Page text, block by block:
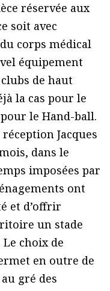
réservée aux
soit avec
corps médical
équipement
de haut
la cas pour le
le Hand-ball.
Jacques
dans le
imposées par
ont
et d’offrir
un stade
choix de
en outre de
gré des